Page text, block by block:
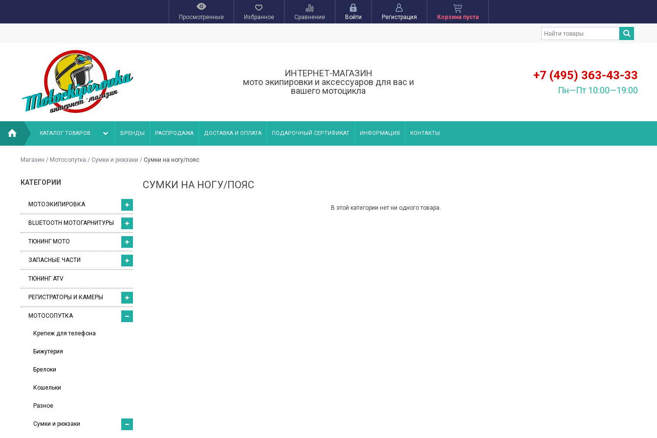
Просмотренные Избранное Сравнение Войти Регистрация Корзина пуста
ИНТЕРНЕТ-МАГАЗИН
мото экипировки и аксессуаров для вас и
вашего мотоцикла
+7 (495) 363-43-33
Пн—Пт 10:00—19:00
КАТАЛОГ ТОВАРОВ БРЕНДЫ РАСПРОДАЖА ДОСТАВКА И ОПЛАТА ПОДАРОЧНЫЙ СЕРТИФИКАТ ИНФОРМАЦИЯ КОНТАКТЫ
Магазин / Мотосопутка / Сумки и рюкзаки / Сумки на ногу/пояс
КАТЕГОРИИ
МОТОЭКИПИРОВКА
BLUETOOTH МОТОГАРНИТУРЫ
ТЮНИНГ МОТО
ЗАПАСНЫЕ ЧАСТИ
ТЮНИНГ ATV
РЕГИСТРАТОРЫ И КАМЕРЫ
МОТОСОПУТКА
Крепеж для телефона
Бижутерия
Брелоки
Кошельки
Разное
Сумки и рюкзаки
СУМКИ НА НОГУ/ПОЯС
В этой категории нет ни одного товара.